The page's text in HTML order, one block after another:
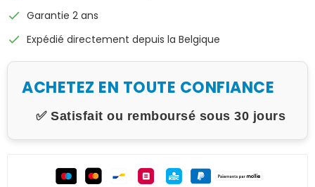
check Garantie 2 ans
check Expédié directement depuis la Belgique
ACHETEZ EN TOUTE CONFIANCE
✅ Satisfait ou remboursé sous 30 jours